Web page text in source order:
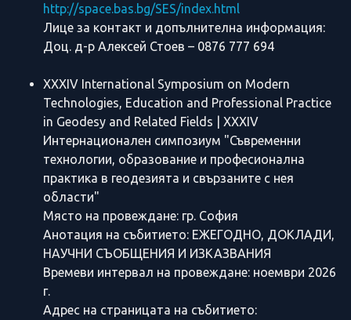
http://space.bas.bg/SES/index.html
Лице за контакт и допълнителна информация:
Доц. д-р Алексей Стоев – 0876 777 694
XXXIV International Symposium on Modern
Technologies, Education and Professional Practice
in Geodesy and Related Fields | XXXIV
Интернационален симпозиум "Съвременни
технологии, образование и професионална
практика в геодезията и свързаните с нея
области"
Място на провеждане: гр. София
Анотация на събитието: ЕЖЕГОДНО, ДОКЛАДИ,
НАУЧНИ СЪОБЩЕНИЯ И ИЗКАЗВАНИЯ
Времеви интервал на провеждане: ноември 2026
г.
Адрес на страницата на събитието: